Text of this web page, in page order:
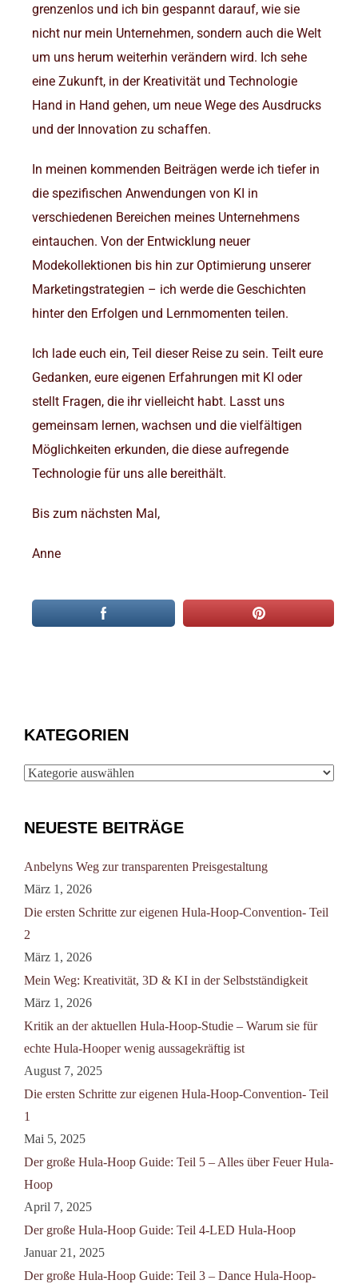
grenzenlos und ich bin gespannt darauf, wie sie
nicht nur mein Unternehmen, sondern auch die Welt
um uns herum weiterhin verändern wird. Ich sehe
eine Zukunft, in der Kreativität und Technologie
Hand in Hand gehen, um neue Wege des Ausdrucks
und der Innovation zu schaffen.
In meinen kommenden Beiträgen werde ich tiefer in
die spezifischen Anwendungen von KI in
verschiedenen Bereichen meines Unternehmens
eintauchen. Von der Entwicklung neuer
Modekollektionen bis hin zur Optimierung unserer
Marketingstrategien – ich werde die Geschichten
hinter den Erfolgen und Lernmomenten teilen.
Ich lade euch ein, Teil dieser Reise zu sein. Teilt eure
Gedanken, eure eigenen Erfahrungen mit KI oder
stellt Fragen, die ihr vielleicht habt. Lasst uns
gemeinsam lernen, wachsen und die vielfältigen
Möglichkeiten erkunden, die diese aufregende
Technologie für uns alle bereithält.
Bis zum nächsten Mal,
Anne
KATEGORIEN
NEUESTE BEITRÄGE
Anbelyns Weg zur transparenten Preisgestaltung
März 1, 2026
Die ersten Schritte zur eigenen Hula-Hoop-Convention- Teil
2
März 1, 2026
Mein Weg: Kreativität, 3D & KI in der Selbstständigkeit
März 1, 2026
Kritik an der aktuellen Hula-Hoop-Studie – Warum sie für
echte Hula-Hooper wenig aussagekräftig ist
August 7, 2025
Die ersten Schritte zur eigenen Hula-Hoop-Convention- Teil
1
Mai 5, 2025
Der große Hula-Hoop Guide: Teil 5 – Alles über Feuer Hula-
Hoop
April 7, 2025
Der große Hula-Hoop Guide: Teil 4-LED Hula-Hoop
Januar 21, 2025
Der große Hula-Hoop Guide: Teil 3 – Dance Hula-Hoop-